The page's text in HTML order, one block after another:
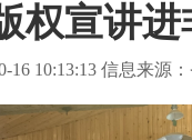
权宣讲
16 10:13:13 信息来源